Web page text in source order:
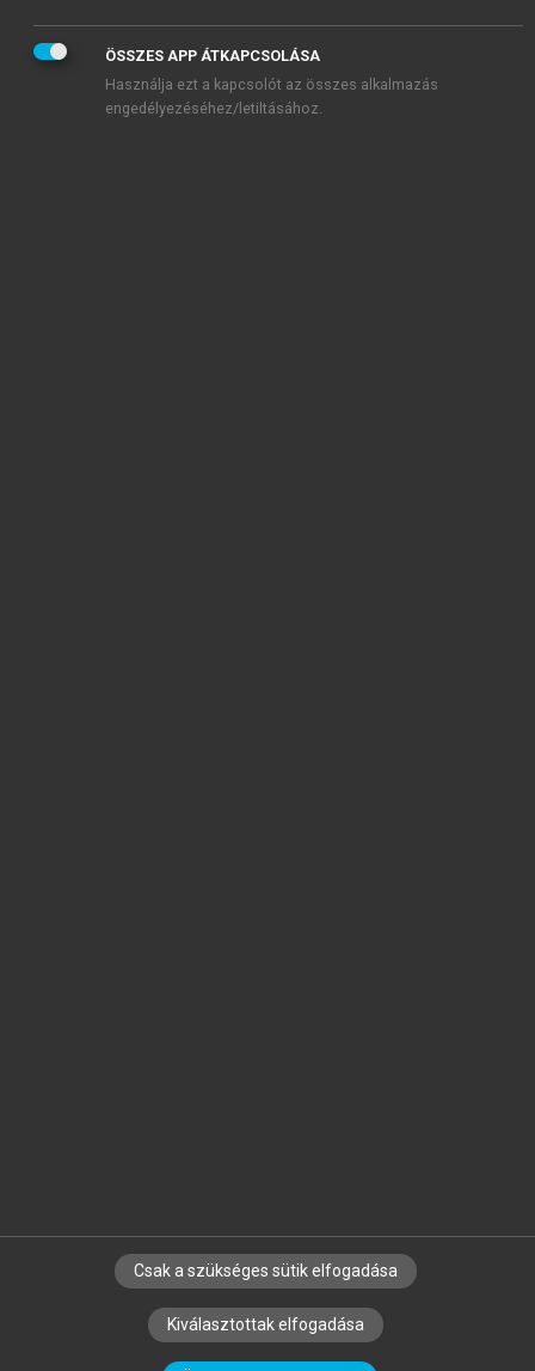
SZERZŐKNEK CÉGEKNEK KÖNYVTÁROSOKNAK
SZERKESZTÉSI ÉS LEKTORÁLÁSI ALAPELVEK
ÖSSZES APP ÁTKAPCSOLÁSA
Használja ezt a kapcsolót az összes alkalmazás
engedélyezéséhez/letiltásához.
Csak a szükséges sütik elfogadása
Kiválasztottak elfogadása